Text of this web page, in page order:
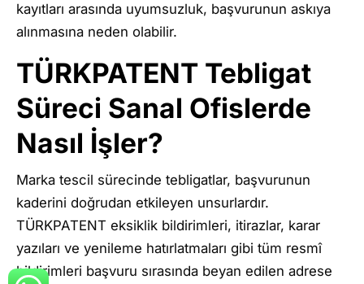
kayıtları arasında uyumsuzluk, başvurunun askıya
alınmasına neden olabilir.
TÜRKPATENT Tebligat
Süreci Sanal Ofislerde
Nasıl İşler?
Marka tescil sürecinde tebligatlar, başvurunun
kaderini doğrudan etkileyen unsurlardır.
TÜRKPATENT eksiklik bildirimleri, itirazlar, karar
yazıları ve yenileme hatırlatmaları gibi tüm resmî
bildirimleri başvuru sırasında beyan edilen adrese